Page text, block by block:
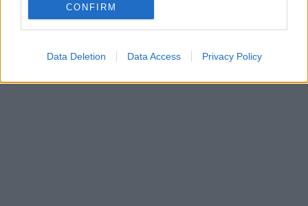
CONFIRM
Data Deletion Data Access Privacy Policy
A circa 3 km da Porto Pino, spiaggia raggiungibile in bi...